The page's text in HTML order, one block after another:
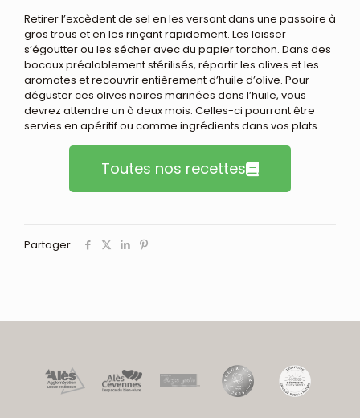
Retirer l’excèdent de sel en les versant dans une passoire à
gros trous et en les rinçant rapidement. Les laisser
s’égoutter ou les sécher avec du papier torchon. Dans des
bocaux préalablement stérilisés, répartir les olives et les
aromates et recouvrir entièrement d’huile d’olive. Pour
déguster ces olives noires marinées dans l’huile, vous
devrez attendre un à deux mois. Celles-ci pourront être
servies en apéritif ou comme ingrédients dans vos plats.
Toutes nos recettes
Partager